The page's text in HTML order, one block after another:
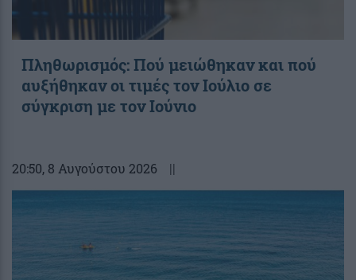
Πληθωρισμός: Πού μειώθηκαν και πού
αυξήθηκαν οι τιμές τον Ιούλιο σε
σύγκριση με τον Ιούνιο
20:50, 8 Αυγούστου 2026 ||